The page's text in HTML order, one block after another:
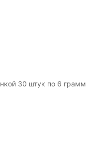
30 штук по 6 грамм